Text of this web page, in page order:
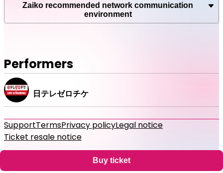
■口外禁止の秘密ブロックの内容はSNS等でへの投稿はお控
えください。
トフォームZAIKOへの登録が必要となります。
■配信のURLは購入したZAIKOアカウントのみで閲覧可能で
す。
■URLの共有、SNSへ投稿をしてもご本人のZAIKOアカウン
ト以外では閲覧いただけません。
き、配信ライブ視聴に適したインターネット環境・推奨環境
をお持ちかどうか必ずご確認ください。
■チケット購入後の公演延期・中止以外の理由に伴うキャン
セル・変更・払い戻しはできません。
■途中から視聴した場合はその時点からのライブ配信とな
Zaiko recommended network communication
environment
Performers
日テレゼロチケ
Buy ticket
SupportTermsPrivacy policyLegal notice
Ticket resale notice
K.K.•All Rights Reserved